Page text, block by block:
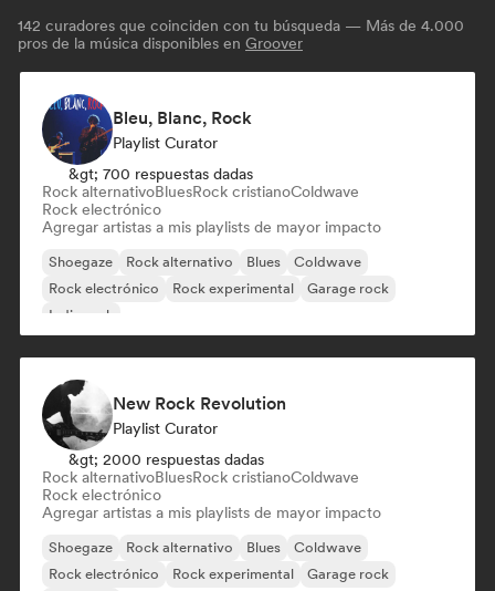
142 curadores que coinciden con tu búsqueda — Más de 4.000
pros de la música disponibles en Groover
Bleu, Blanc, Rock
Playlist Curator
&gt; 700 respuestas dadas
Rock alternativoBluesRock cristianoColdwave
Rock electrónico
Agregar artistas a mis playlists de mayor impacto
Shoegaze Rock alternativo Blues
Coldwave
Rock electrónico
Rock experimental
Garage rock
Indie rock
New Rock Revolution
Playlist Curator
&gt; 2000 respuestas dadas
Rock alternativoBluesRock cristianoColdwave
Rock electrónico
Agregar artistas a mis playlists de mayor impacto
Shoegaze Rock alternativo Blues
Coldwave
Rock electrónico
Rock experimental
Garage rock